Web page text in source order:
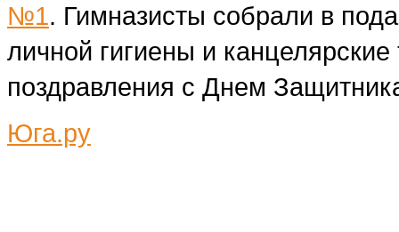
№1. Гимназисты собрали в
личной гигиены и
поздравления с Днем
Юга.ру